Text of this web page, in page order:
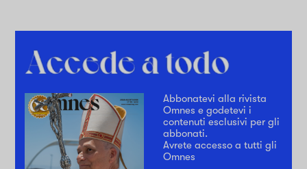
Abbonatevi alla rivista
Omnes e godetevi i
contenuti esclusivi per gli
abbonati.
Avrete accesso a tutti gli
Omnes